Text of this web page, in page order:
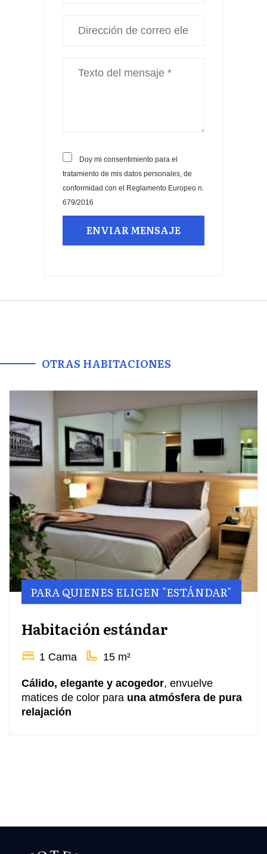
Doy mi consentimiento para el
tratamiento de mis datos personales, de
conformidad con el Reglamento Europeo n.
679/2016
OTRAS HABITACIONES
Habitación estándar
1 Cama 15 m²
Cálido, elegante y acogedor, envuelve
matices de color para una atmósfera de pura
relajación
PARA QUIENES ELIGEN "ESTÁNDAR"